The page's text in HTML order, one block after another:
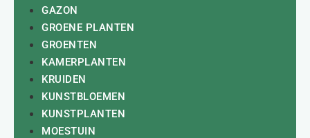
GAZON
GROENE PLANTEN
GROENTEN
KAMERPLANTEN
KRUIDEN
KUNSTBLOEMEN
KUNSTPLANTEN
MOESTUIN